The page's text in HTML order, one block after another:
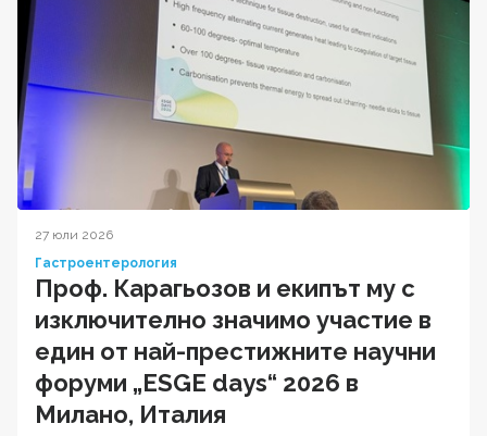
27 юли 2026
Гастроентерология
Проф. Карагьозов и екипът му с
изключително значимо участие в
един от най-престижните научни
форуми „ESGE days“ 2026 в
Милано, Италия